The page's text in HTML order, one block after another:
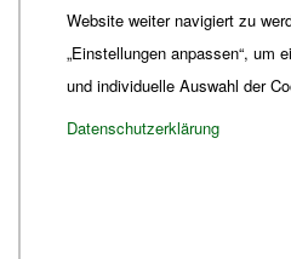
Website weiter navigiert zu
„Einstellungen anpassen“, um
und individuelle Auswahl der
Datenschutzerklärung